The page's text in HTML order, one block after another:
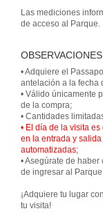
Las mediciones
de acceso al Parque.
OBSERVACIONES
• Adquiere el
antelación a la fecha
• Válido únicamente
de la compra;
• El día de la visita
en la entrada y
automatizadas;
• Asegúrate de
de ingresar al
¡Adquiere tu lugar
tu visita!